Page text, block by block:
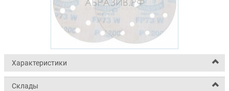
Характеристики
Склады